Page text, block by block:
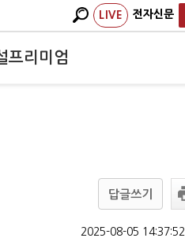
LIVE 전자신문
프리미엄
답글쓰기
2025-08-05 14:37:52